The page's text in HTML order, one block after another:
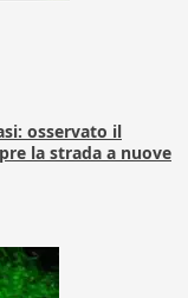
osservato il
la strada a nuove